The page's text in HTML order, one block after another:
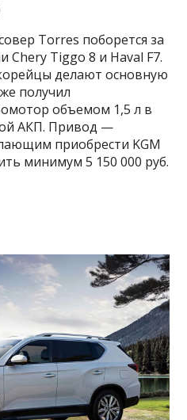
Torres поборется за
Chery Tiggo 8 и Haval F7.
делают основную
получил
объемом 1,5 л в
АКП. Привод —
приобрести KGM
минимум 5 150 000 руб.